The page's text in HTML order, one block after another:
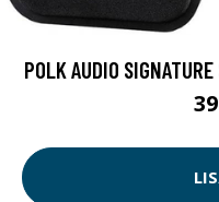
POLK AUDIO